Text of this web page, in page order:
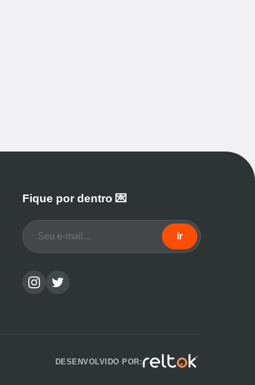
Fique por dentro 💌
Ir
DESENVOLVIDO POR: